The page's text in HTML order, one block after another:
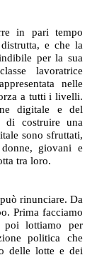
in pari tempo
e che la
per la sua
lavoratrice
nelle
a tutti i livelli.
digitale e del
di costruire una
sono sfruttati,
giovani e
tra loro.
rinunciare. Da
Prima facciamo
lottiamo per
politica che
delle lotte e dei